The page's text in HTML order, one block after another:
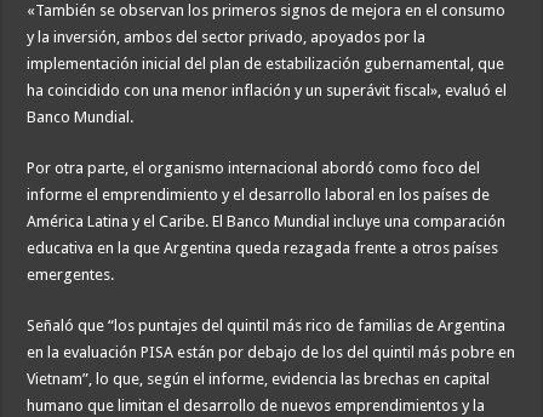
«También se observan los primeros signos de mejora en el consumo
y la inversión, ambos del sector privado, apoyados por la
implementación inicial del plan de estabilización gubernamental, que
ha coincidido con una menor inflación y un superávit fiscal», evaluó el
Banco Mundial.
Por otra parte, el organismo internacional abordó como foco del
informe el emprendimiento y el desarrollo laboral en los países de
América Latina y el Caribe. El Banco Mundial incluye una comparación
educativa en la que Argentina queda rezagada frente a otros países
emergentes.
Señaló que “los puntajes del quintil más rico de familias de Argentina
en la evaluación PISA están por debajo de los del quintil más pobre en
Vietnam”, lo que, según el informe, evidencia las brechas en capital
humano que limitan el desarrollo de nuevos emprendimientos y la